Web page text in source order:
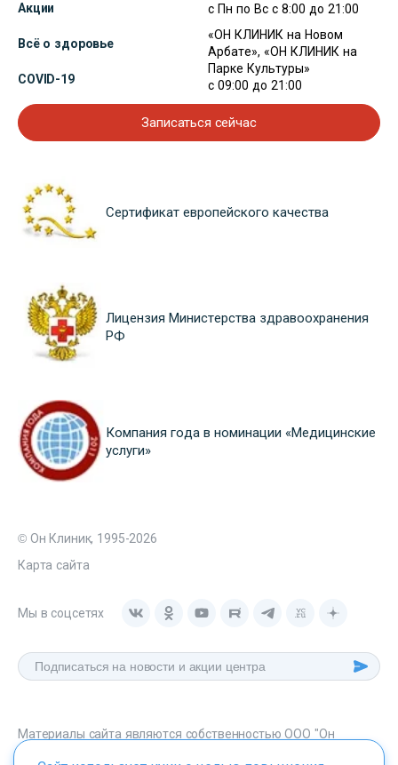
Акции
Всё о здоровье
COVID-19
с Пн по Вс с 8:00 до 21:00
«ОН КЛИНИК на Новом
Арбате», «ОН КЛИНИК на
Парке Культуры»
с 09:00 до 21:00
Записаться сейчас
Сертификат европейского качества
Лицензия Министерства здравоохранения
РФ
Компания года в номинации «Медицинские
услуги»
© Он Клиник, 1995-2026
Карта сайта
Мы в соцсетях
Материалы сайта являются собственностью ООО "Он